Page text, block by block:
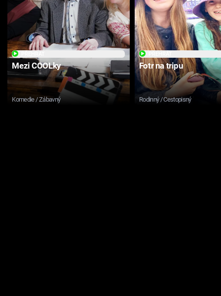
Mezi COOLky
Komedie / Zábavný
Fotr na tripu
Rodinný / Cestopisný